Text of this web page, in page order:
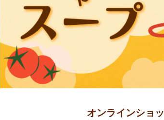
オンラインショ